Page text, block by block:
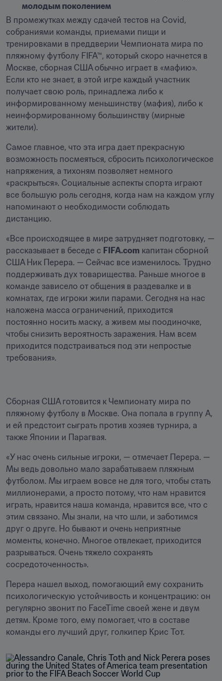
молодым поколением
В промежутках между сдачей тестов на Covid,
собраниями команды, приемами пищи и
тренировками в преддверии Чемпионата мира по
пляжному футболу FIFA™, который скоро начнется в
Москве, сборная США обычно играет в «мафию».
Если кто не знает, в этой игре каждый участник
получает свою роль, принадлежа либо к
информированному меньшинству (мафия), либо к
неинформированному большинству (мирные
жители).
Самое главное, что эта игра дает прекрасную
возможность посмеяться, сбросить психологическое
напряжения, а тихоням позволяет немного
«раскрыться». Социальные аспекты спорта играют
все большую роль сегодня, когда нам на каждом углу
напоминают о необходимости соблюдать
дистанцию.
«Все происходящее в мире затрудняет подготовку, —
рассказывает в беседе с FIFA.com капитан сборной
США Ник Перера. — Сейчас все изменилось. Трудно
поддерживать дух товарищества. Раньше многое в
команде зависело от общения в раздевалке и в
комнатах, где игроки жили парами. Сегодня на нас
наложена масса ограничений, приходится
постоянно носить маску, а живем мы поодиночке,
чтобы снизить вероятность заражения. Нам всем
приходится подстраиваться под эти непростые
требования».
Сборная США готовится к Чемпионату мира по
пляжному футболу в Москве. Она попала в группу A,
и ей предстоит сыграть против хозяев турнира, а
также Японии и Парагвая.
«У нас очень сильные игроки, — отмечает Перера. —
Мы ведь довольно мало зарабатываем пляжным
футболом. Мы играем вовсе не для того, чтобы стать
миллионерами, а просто потому, что нам нравится
играть, нравится наша команда, нравится все, что с
этим связано. Мы знали, на что шли, и заботимся
друг о друге. Но бывают и очень неприятные
моменты, конечно. Многое отвлекает, приходится
разрываться. Очень тяжело сохранять
сосредоточенность».
Перера нашел выход, помогающий ему сохранить
психологическую устойчивость и концентрацию: он
регулярно звонит по FaceTime своей жене и двум
детям. Кроме того, ему помогает, что в составе
команды его лучший друг, голкипер Крис Тот.